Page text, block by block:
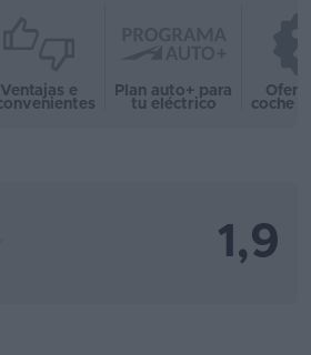
Ventajas e
Plan auto+ para
tu eléctrico
coche
1,9